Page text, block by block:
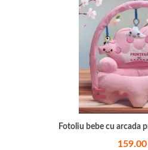
Fotoliu bebe cu arcada
159.00